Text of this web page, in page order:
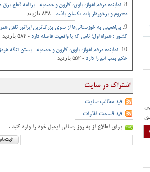
نماینده مردم اهواز، باوی، کارون و حمیدیه : برنامه قطع برق
محروم و برخوردار باید یکسان باشد - ۸۴۸ بازدید
بی‌اهمیتی به خوزستانی‌ها از سوی بزرگ‌ترین اپراتور تلفن
کشور : همراه اول؛ نامی که با واقعیت فاصله دارد - ۵۸۴ بازدید
نماینده مردم اهواز، باوی، کارون و حمیدیه : بستن تنگه
حکم بمب اتم را دارد - ۵۵۲ بازدید
اشتراک در سایت
فید مطالب سایت
فید قسمت نظرات
برای اطلاع از به روز رسانی ایمیل خود را وارد کنید .